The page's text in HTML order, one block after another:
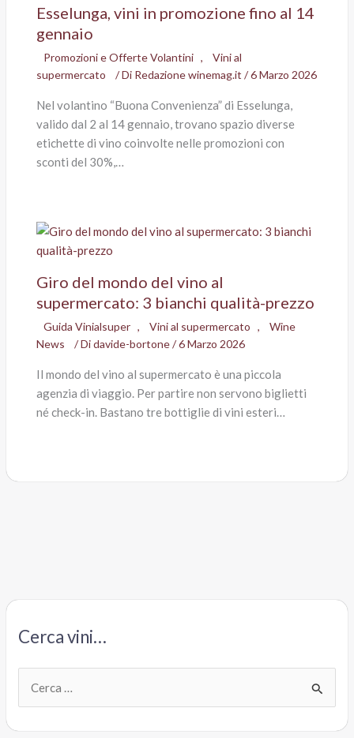
Esselunga, vini in promozione fino al 14
gennaio
Promozioni e Offerte Volantini ,
Vini al
supermercato
/ Di Redazione winemag.it /6 Marzo 2026
Nel volantino “Buona Convenienza” di Esselunga,
valido dal 2 al 14 gennaio, trovano spazio diverse
etichette di vino coinvolte nelle promozioni con
sconti del 30%,…
Giro del mondo del vino al
supermercato: 3 bianchi qualità-prezzo
Guida Vinialsuper , Vini al supermercato ,
Wine
News
/ Didavide-bortone/6 Marzo 2026
Il mondo del vino al supermercato è una piccola
agenzia di viaggio. Per partire non servono biglietti
né check-in. Bastano tre bottiglie di vini esteri…
Cerca vini…